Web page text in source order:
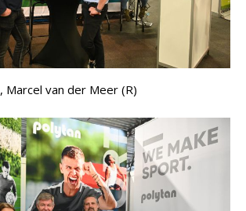
, Marcel van der Meer (R)